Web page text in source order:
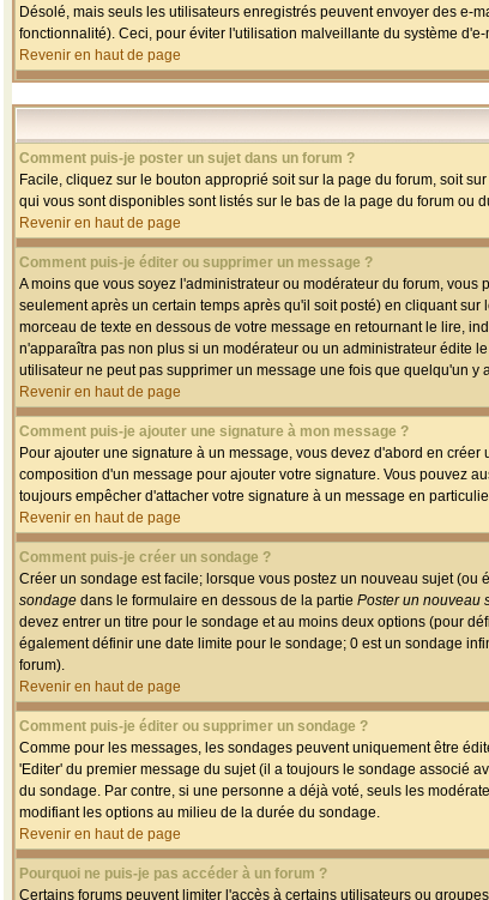
Désolé, mais seuls les utilisateurs enregistrés peuvent envoyer des e-
fonctionnalité). Ceci, pour éviter l'utilisation malveillante du système
Revenir en haut de page
Comment puis-je poster un sujet dans un forum ?
Facile, cliquez sur le bouton approprié soit sur la page du forum, soit
qui vous sont disponibles sont listés sur le bas de la page du forum ou
Revenir en haut de page
Comment puis-je éditer ou supprimer un message ?
A moins que vous soyez l'administrateur ou modérateur du forum,
seulement après un certain temps après qu'il soit posté) en cliquant sur
morceau de texte en dessous de votre message en retournant le lire,
n'apparaîtra pas non plus si un modérateur ou un administrateur édite
utilisateur ne peut pas supprimer un message une fois que quelqu'un y
Revenir en haut de page
Comment puis-je ajouter une signature à mon message ?
Pour ajouter une signature à un message, vous devez d'abord en
composition d'un message pour ajouter votre signature. Vous pouvez
toujours empêcher d'attacher votre signature à un message en
Revenir en haut de page
Comment puis-je créer un sondage ?
Créer un sondage est facile; lorsque vous postez un nouveau sujet
sondage dans le formulaire en dessous de la partie Poster un nouveau
devez entrer un titre pour le sondage et au moins deux options (pour
également définir une date limite pour le sondage; 0 est un sondage
forum).
Revenir en haut de page
Comment puis-je éditer ou supprimer un sondage ?
Comme pour les messages, les sondages peuvent uniquement être
'Editer' du premier message du sujet (il a toujours le sondage associé
du sondage. Par contre, si une personne a déjà voté, seuls les
modifiant les options au milieu de la durée du sondage.
Revenir en haut de page
Pourquoi ne puis-je pas accéder à un forum ?
Certains forums peuvent limiter l'accès à certains utilisateurs ou